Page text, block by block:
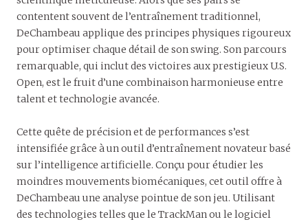
contentent souvent de l’entraînement traditionnel,
DeChambeau applique des principes physiques rigoureux
pour optimiser chaque détail de son swing. Son parcours
remarquable, qui inclut des victoires aux prestigieux U.S.
Open, est le fruit d’une combinaison harmonieuse entre
talent et technologie avancée.
Cette quête de précision et de performances s’est
intensifiée grâce à un outil d’entraînement novateur basé
sur l’intelligence artificielle. Conçu pour étudier les
moindres mouvements biomécaniques, cet outil offre à
DeChambeau une analyse pointue de son jeu. Utilisant
des technologies telles que le TrackMan ou le logiciel